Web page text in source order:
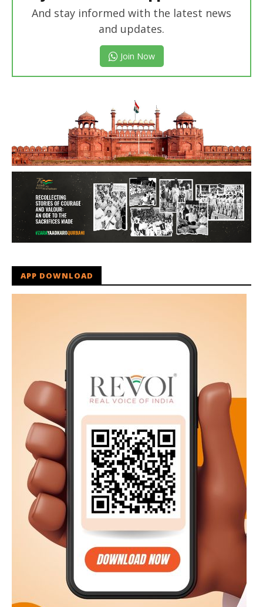
And stay informed with the latest news
and updates.
Join Now
APP DOWNLOAD